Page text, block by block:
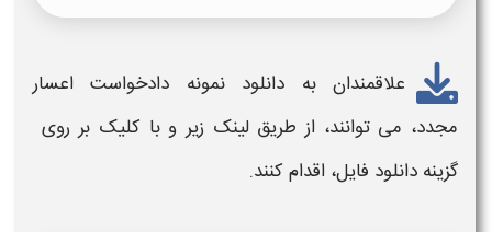
علاقمندان به دانلود نمونه دادخواست اعسار
مجدد، می توانند، از طریق لینک زیر و با کلیک بر روی
گزینه دانلود فایل، اقدام کنند.